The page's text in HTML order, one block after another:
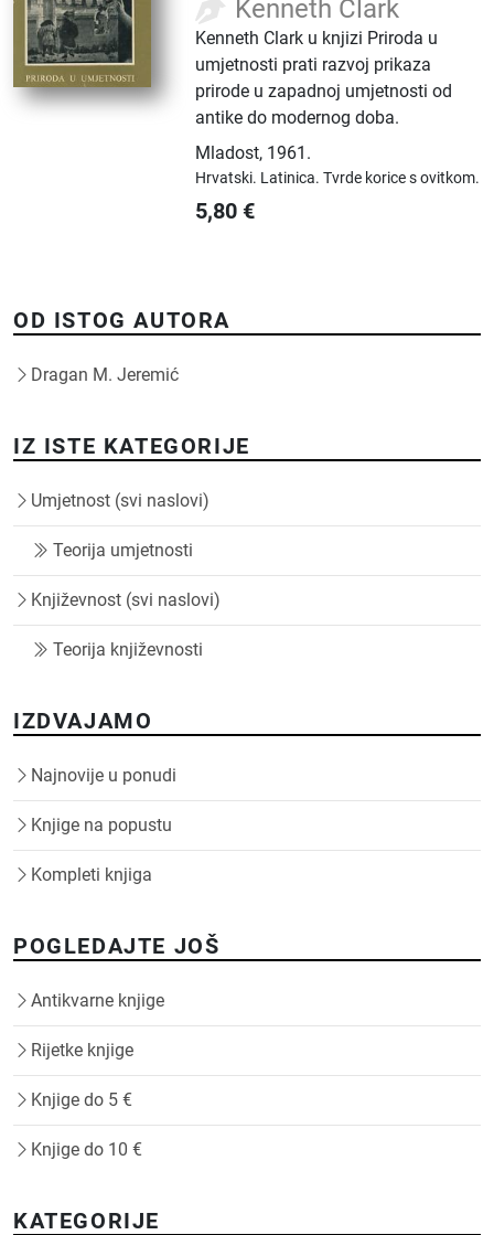
Kenneth Clark
Kenneth Clark u knjizi Priroda u
umjetnosti prati razvoj prikaza
prirode u zapadnoj umjetnosti od
antike do modernog doba.
Mladost, 1961.
Hrvatski. Latinica.Tvrde korice s ovitkom.
5,80 €
OD ISTOG AUTORA
Dragan M. Jeremić
IZ ISTE KATEGORIJE
Umjetnost (svi naslovi)
Teorija umjetnosti
Književnost (svi naslovi)
Teorija književnosti
IZDVAJAMO
Najnovije u ponudi
Knjige na popustu
Kompleti knjiga
POGLEDAJTE JOŠ
Antikvarne knjige
Rijetke knjige
Knjige do 5 €
Knjige do 10 €
KATEGORIJE